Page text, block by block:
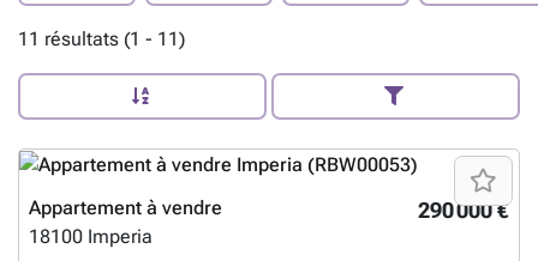
11 résultats (1 - 11)
290 000 €
Appartement à vendre
18100 Imperia